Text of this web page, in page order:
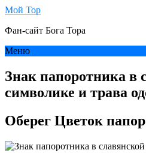
Мой Тор
Фан-сайт Бога Тора
Меню
Знак папоротника в
символике и трава
Оберег Цветок